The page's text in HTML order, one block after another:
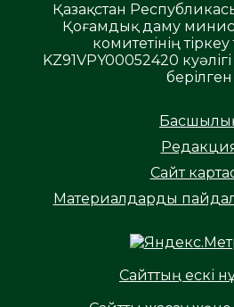
Қазақстан
Қоғамдық даму
комитетінің
KZ91VPY00052420
берілген
Сайт
Материалдарды
Сайттың ескі